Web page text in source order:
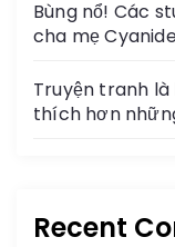
Bùng nổ! Các
cha mẹ
Truyện tranh là
thích hơn
Recent